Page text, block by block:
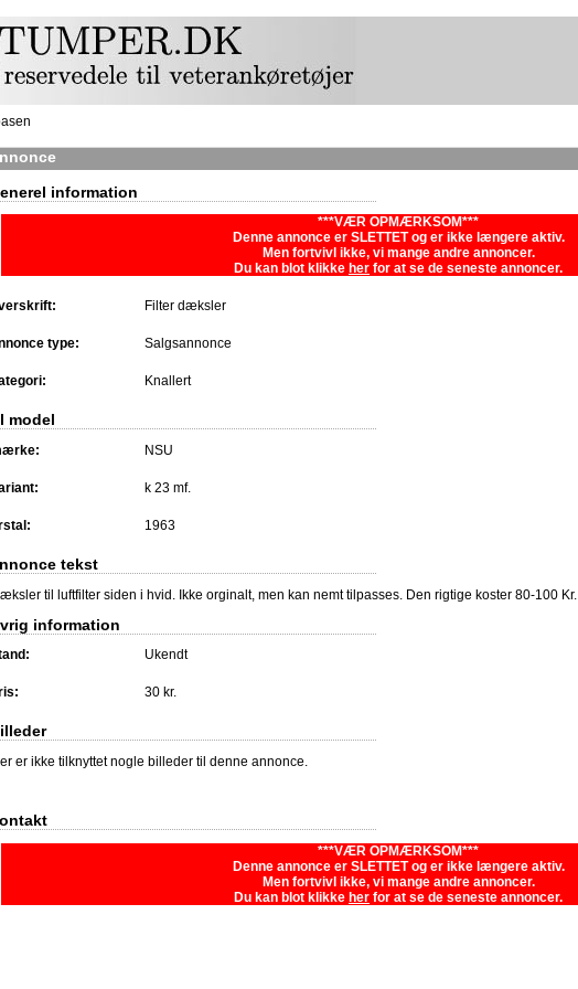
information
***VÆR OPMÆRKSOM***
Denne annonce er SLETTET og er ikke længere aktiv.
Men fortvivl ikke, vi mange andre annoncer.
Du kan blot klikke her for at se de seneste annoncer.
Filter dæksler
type: Salgsannonce
Knallert
model
NSU
k 23 mf.
1963
tekst
til luftfilter siden i hvid. Ikke orginalt, men kan nemt tilpasses. Den rigtige koster 80-100 Kr.
information
Ukendt
30 kr.
er ikke tilknyttet nogle billeder til denne annonce.
***VÆR OPMÆRKSOM***
Denne annonce er SLETTET og er ikke længere aktiv.
Men fortvivl ikke, vi mange andre annoncer.
Du kan blot klikke her for at se de seneste annoncer.